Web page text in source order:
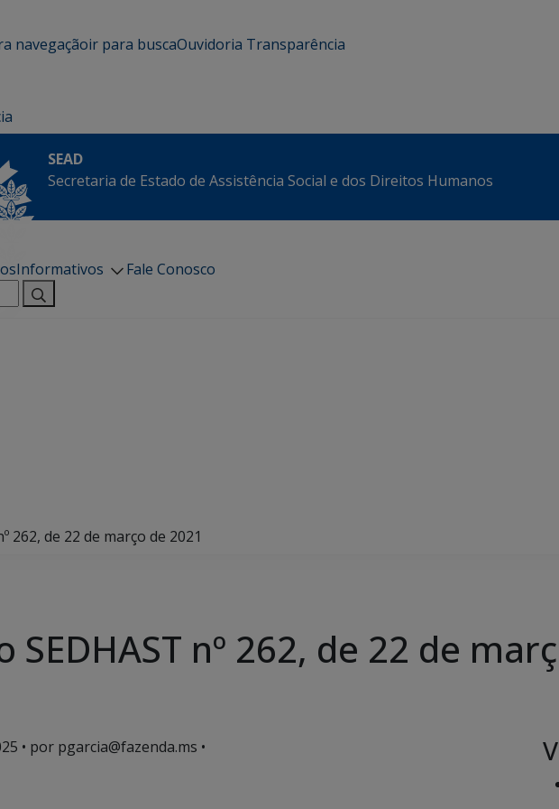
navegaçãoir para buscaOuvidoria Transparência
SEAD
Secretaria de Estado de Assistência Social e dos Direitos Humanos
Informativos
Fale Conosco
262, de 22 de março de 2021
SEDHAST nº 262, de 22 de
• por pgarcia@fazenda.ms •